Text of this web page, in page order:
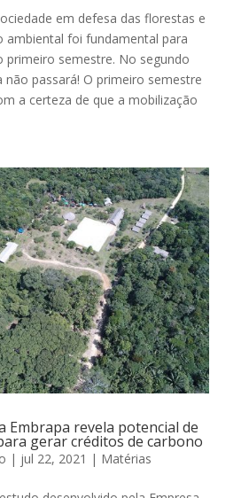
em defesa das florestas e
ambiental foi fundamental para
primeiro semestre. No segundo
não passará! O primeiro semestre
a certeza de que a mobilização
Embrapa revela potencial de
gerar créditos de carbono
| jul 22, 2021 | Matérias